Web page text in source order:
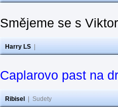
Smějeme se s
Harry LS
Caplarovo past na
Ribisel Sudety